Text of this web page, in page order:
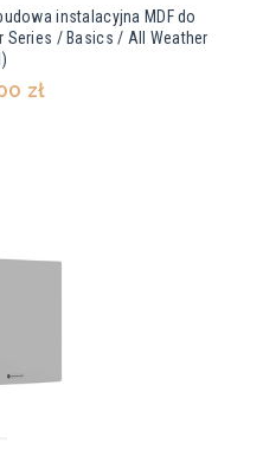
instalacyjna MDF do
/ Basics / All Weather
zł